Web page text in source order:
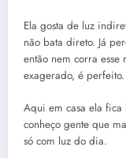
Ela gosta de luz
não bata direto. Já
então nem corra esse
exagerado, é perfeito.
Aqui em casa ela fica
conheço gente que
só com luz do dia.